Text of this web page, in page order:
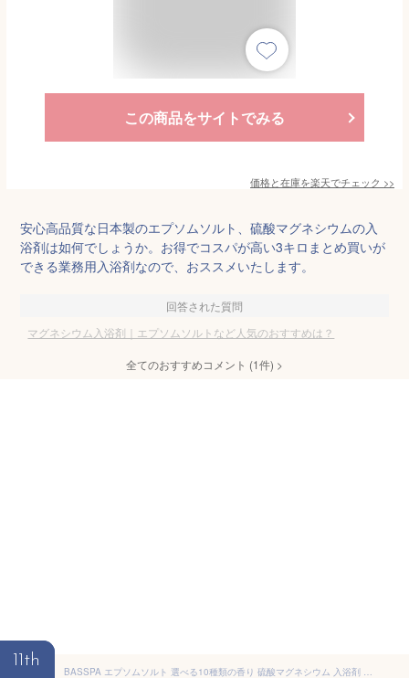
この商品をサイトでみる
価格と在庫を楽天でチェック >>
安心高品質な日本製のエプソムソルト、硫酸マグネシウムの入
浴剤は如何でしょうか。お得でコスパが高い3キロまとめ買いが
できる業務用入浴剤なので、おススメいたします。
回答された質問
マグネシウム入浴剤｜エプソムソルトなど人気のおすすめは？
全てのおすすめコメント (1件) >
11th
BASSPA エプソムソルト 選べる10種類の香り 硫酸マグネシウム 入浴剤 国内製造 計量スプーン付き (3kg, 柚子)